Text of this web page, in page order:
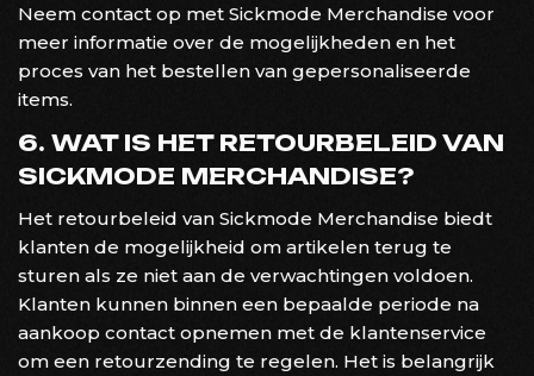
Neem contact op met Sickmode Merchandise voor
meer informatie over de mogelijkheden en het
proces van het bestellen van gepersonaliseerde
items.
6. WAT IS HET RETOURBELEID VAN
SICKMODE MERCHANDISE?
Het retourbeleid van Sickmode Merchandise biedt
klanten de mogelijkheid om artikelen terug te
sturen als ze niet aan de verwachtingen voldoen.
Klanten kunnen binnen een bepaalde periode na
aankoop contact opnemen met de klantenservice
om een retourzending te regelen. Het is belangrijk